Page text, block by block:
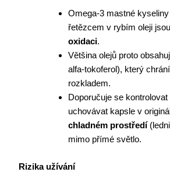
Omega-3 mastné
řetězcem v rybím oleji
oxidaci.
Většina olejů proto
alfa-tokoferol), který
rozkladem.
Doporučuje se
uchovávat kapsle v
chladném prostředí
mimo přímé světlo.
Rizika užívání